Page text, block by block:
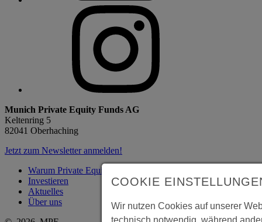
Munich Private Equity Funds AG
Keltenring 5
82041 Oberhaching
Jetzt zum Newsletter anmelden!
Warum Private Equity?
Investieren
Aktuelles
Über uns
COOKIE
Wir nutzen Cookies auf unserer
technisch notwendig, während